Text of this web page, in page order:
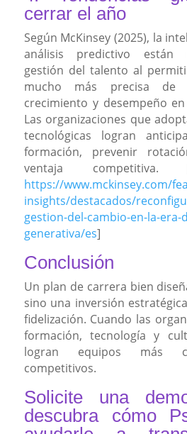
cerrar el año
Según McKinsey (2025), la
análisis predictivo están
gestión del talento al
mucho más precisa de
crecimiento y desempeño
Las organizaciones que
tecnológicas logran
formación, prevenir
ventaja competitiva.
https://www.mckinsey.com/
insights/destacados/
gestion-del-cambio-en-la-era-
generativa/es]
Conclusión
Un plan de carrera bien
sino una inversión
fidelización. Cuando las
formación, tecnología y
logran equipos más
competitivos.
Solicite una
descubra cómo